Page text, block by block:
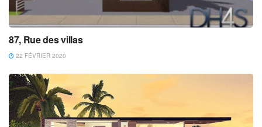
87, Rue des villas
22 FÉVRIER 2020